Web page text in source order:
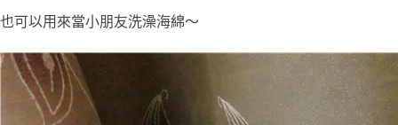
也可以用來當小朋友洗澡海綿～